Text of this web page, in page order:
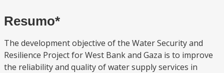
Resumo*
The development objective of the Water Security and
Resilience Project for West Bank and Gaza is to improve
the reliability and quality of water supply services in